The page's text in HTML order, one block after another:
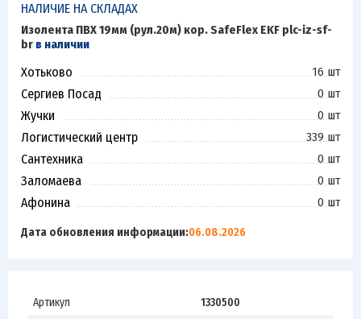
НАЛИЧИЕ НА СКЛАДАХ
Изолента ПВХ 19мм (рул.20м) кор. SafeFlex EKF plc-iz-sf-
br в наличии
Хотьково 16 шт
Сергиев Посад 0 шт
Жучки 0 шт
Логистический центр 339 шт
Сантехника 0 шт
Заломаева 0 шт
Афонина 0 шт
Дата обновления информации:06.08.2026
Артикул
1330500